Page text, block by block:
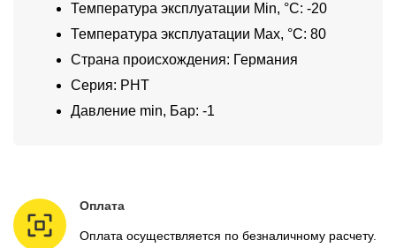
Температура эксплуатации Min, °C: -20
Температура эксплуатации Max, °C: 80
Страна происхождения: Германия
Серия: PHT
Давление min, Бар: -1
Оплата
Оплата осуществляется по безналичному расчету.